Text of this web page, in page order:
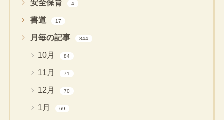
安全保育 4
書道 17
月毎の記事 844
10月 84
11月 71
12月 70
1月 69